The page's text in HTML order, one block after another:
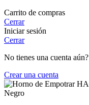
Carrito de compras
Cerrar
Iniciar sesión
Cerrar
No tienes una cuenta aún?
Crear una cuenta